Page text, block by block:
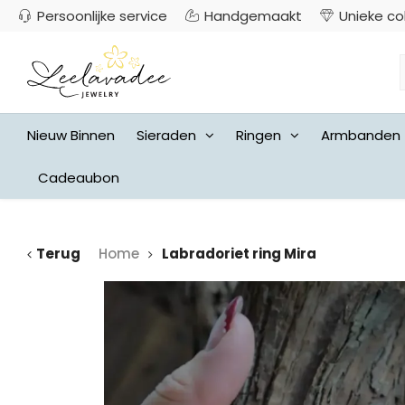
Persoonlijke service Handgemaakt Unieke
Nieuw Binnen Sieraden Ringen Armbanden
Cadeaubon
Terug Home Labradoriet ring Mira